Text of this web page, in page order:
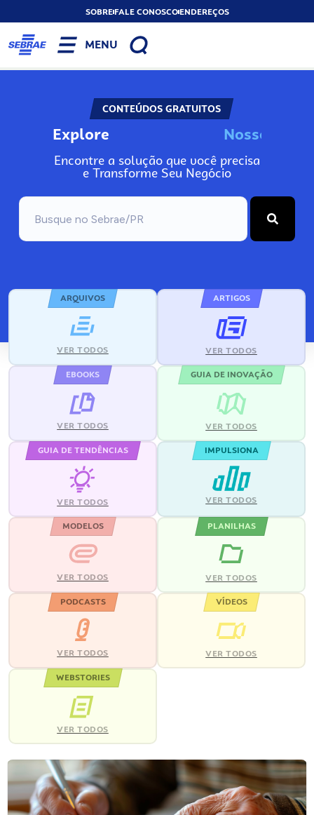
SOBREFALE CONOSCOENDEREÇOS
MENU
CONTEÚDOS GRATUITOS
Explore Nosso
Encontre a solução que você precisa
e Transforme Seu Negócio
ARQUIVOS
VER TODOS
ARTIGOS
VER TODOS
EBOOKS
VER TODOS
GUIA DE INOVAÇÃO
VER TODOS
GUIA DE TENDÊNCIAS
VER TODOS
IMPULSIONA
VER TODOS
MODELOS
VER TODOS
PLANILHAS
VER TODOS
PODCASTS
VER TODOS
VÍDEOS
VER TODOS
WEBSTORIES
VER TODOS